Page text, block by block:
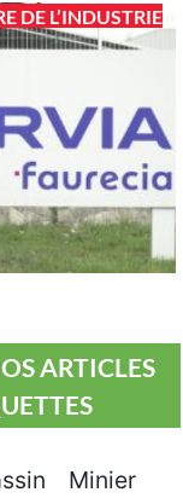
DE L’INDUSTRIE
ARTICLES
Minier